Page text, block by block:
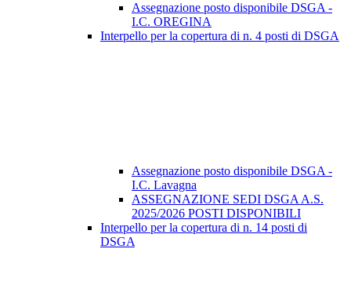
Assegnazione posto disponibile DSGA -
I.C. OREGINA
Interpello per la copertura di n. 4 posti di DSGA
Assegnazione posto disponibile DSGA -
I.C. Lavagna
ASSEGNAZIONE SEDI DSGA A.S.
2025/2026 POSTI DISPONIBILI
Interpello per la copertura di n. 14 posti di
DSGA